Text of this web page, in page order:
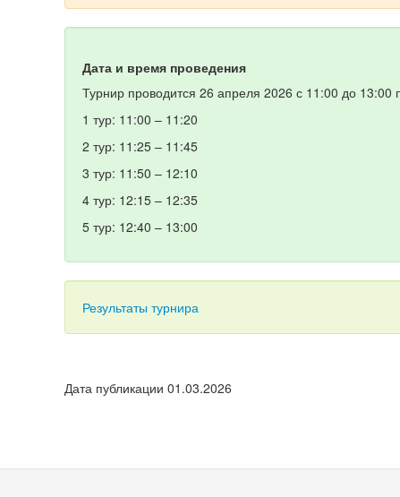
Дата и время проведения
Турнир проводится 26 апреля 2026 с 11:00 до 13:00
1 тур: 11:00 – 11:20
2 тур: 11:25 – 11:45
3 тур: 11:50 – 12:10
4 тур: 12:15 – 12:35
5 тур: 12:40 – 13:00
Результаты турнира
Дата публикации 01.03.2026